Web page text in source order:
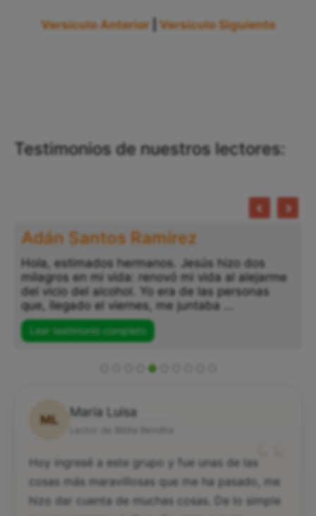
Versículo Anterior Versículo Siguiente
Testimonios de nuestros lectores:
Adán Santos Ramírez
Hola, estimados hermanos. Jesús hizo dos
milagros en mi vida: renovó mi vida al alejarme
del vicio del alcohol. Yo era de las personas
que, llegado el viernes, me juntaba ...
Leer testimonio completo
ML
Maria Luisa
“
Hoy ingresé a este grupo y fue unas de las
cosas más maravillosas que me ha pasado, me
hizo dar cuenta de muchas cosas. De lo simple